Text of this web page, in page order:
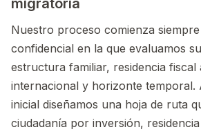
migratoria
Nuestro proceso comienza
confidencial en la que evaluamos
estructura familiar, residencia
internacional y horizonte temporal.
inicial diseñamos una hoja de ruta
ciudadanía por inversión,